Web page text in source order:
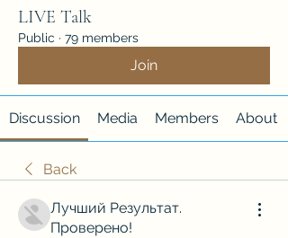
LIVE Talk
Public · 79 members
Join
Discussion Media Members About
Back
Лучший Результат.
Проверено!